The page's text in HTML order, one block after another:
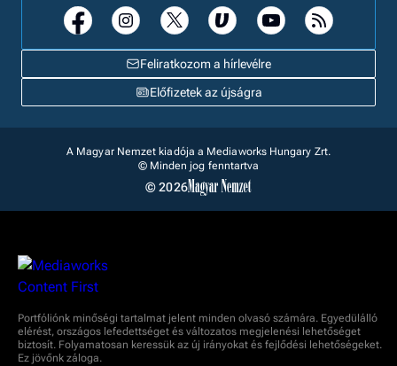
Feliratkozom a hírlevélre
Előfizetek az újságra
A Magyar Nemzet kiadója a Mediaworks Hungary Zrt.
© Minden jog fenntartva
© 2026
Portfóliónk minőségi tartalmat jelent minden olvasó számára. Egyedülálló
elérést, országos lefedettséget és változatos megjelenési lehetőséget
biztosít. Folyamatosan keressük az új irányokat és fejlődési lehetőségeket.
Ez jövőnk záloga.